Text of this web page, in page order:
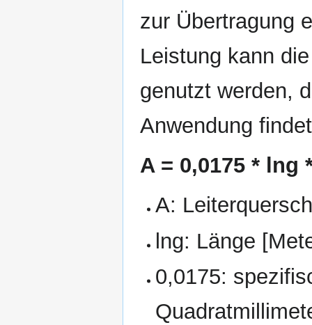
zur Übertragung
Leistung kann
genutzt werden,
Anwendung
A = 0,0175 * lng
A:
lng: Länge
0,0175: